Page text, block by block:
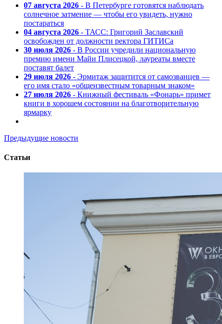
07 августа 2026 - В Петербурге готовятся наблюдать
солнечное затмение — чтобы его увидеть, нужно
постараться
04 августа 2026 - ТАСС: Григорий Заславский
освобожден от должности ректора ГИТИСа
30 июля 2026 - В России учредили национальную
премию имени Майи Плисецкой, лауреаты вместе
поставят балет
29 июля 2026 - Эрмитаж защитится от самозванцев —
его имя стало «общеизвестным товарным знаком»
27 июля 2026 - Книжный фестиваль «Фонарь» примет
книги в хорошем состоянии на благотворительную
ярмарку
Предыдущие новости
Статьи